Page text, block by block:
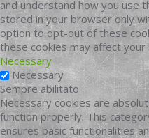
and understand how you use
stored in your browser only
option to opt-out of these
these cookies may affect
Necessary
Necessary
Sempre abilitato
Necessary cookies are
function properly. This
ensures basic functionalities